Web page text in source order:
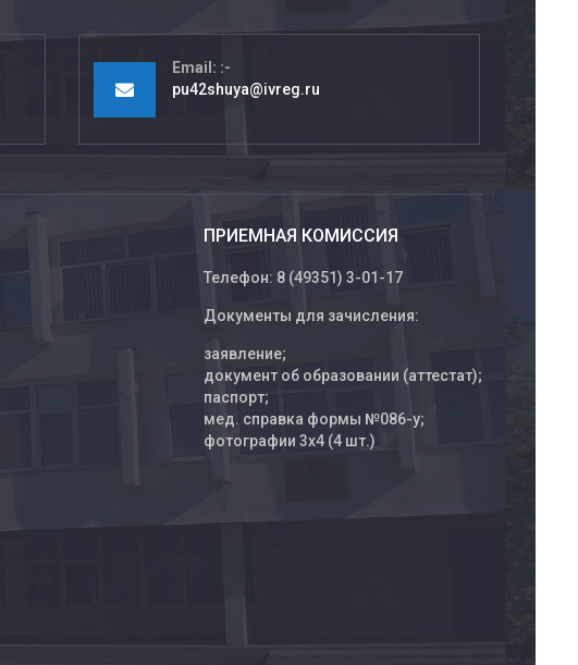
Email:
pu42shuya@ivreg.ru
ПРИЕМНАЯ КОМИССИЯ
Телефон: 8 (49351) 3-01-17
Документы для зачисления:
заявление;
документ об образовании (аттестат);
паспорт;
мед. справка формы №086-у;
фотографии 3х4 (4 шт.)